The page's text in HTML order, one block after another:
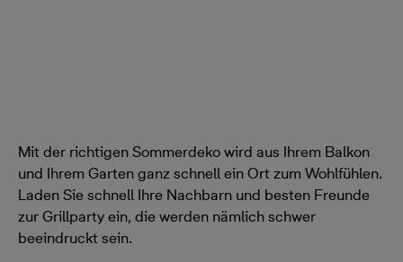
Mit der richtigen Sommerdeko wird aus Ihrem Balkon
und Ihrem Garten ganz schnell ein Ort zum Wohlfühlen.
Laden Sie schnell Ihre Nachbarn und besten Freunde
zur Grillparty ein, die werden nämlich schwer
beeindruckt sein.